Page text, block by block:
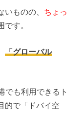
ものの、 ちょっ
す。
「グローバル
でも利用できるト
的で「ドバイ空